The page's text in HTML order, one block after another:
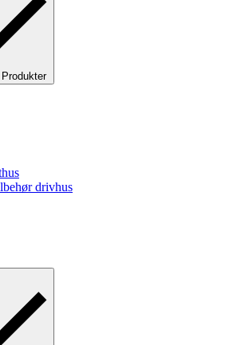
drivhus